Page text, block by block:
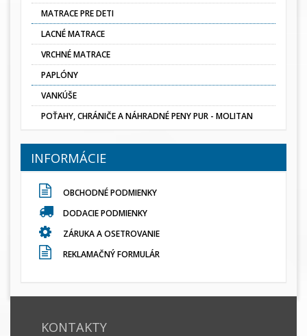
MATRACE PRE DETI
LACNÉ MATRACE
VRCHNÉ MATRACE
PAPLÓNY
VANKÚŠE
POŤAHY, CHRÁNIČE A NÁHRADNÉ PENY PUR - MOLITAN
INFORMÁCIE
OBCHODNÉ PODMIENKY
DODACIE PODMIENKY
ZÁRUKA A OSETROVANIE
REKLAMAČNÝ FORMULÁR
KONTAKTY